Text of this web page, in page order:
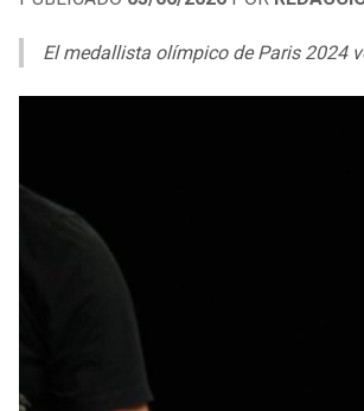
El medallista olímpico de Paris 2024